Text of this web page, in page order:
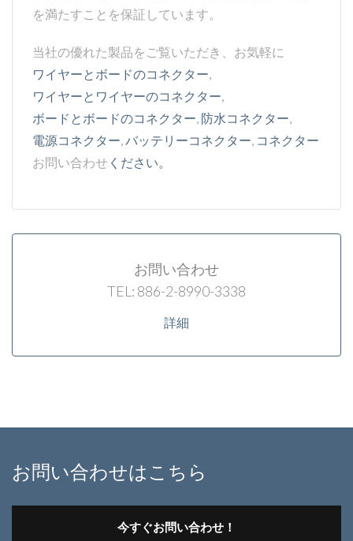
を満たすことを保証しています。
当社の優れた製品をご覧いただき、お気軽に
ワイヤーとボードのコネクター,
ワイヤーとワイヤーのコネクター,
ボードとボードのコネクター, 防水コネクター,
電源コネクター,バッテリーコネクター, コネクター
お問い合わせ ください。
お問い合わせ
TEL: 886-2-8990-3338
詳細
お問い合わせはこちら
今すぐお問い合わせ！